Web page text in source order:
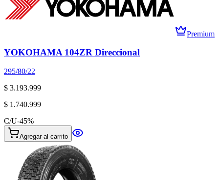
Premium
YOKOHAMA 104ZR Direccional
295/80/22
$ 3.193.999
$ 1.740.999
C/U-45%
Agregar al carrito